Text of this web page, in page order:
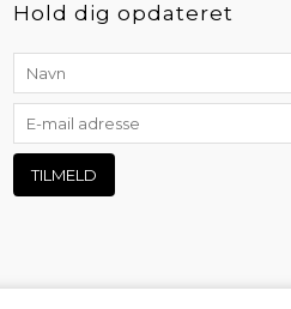
Hold dig opdateret